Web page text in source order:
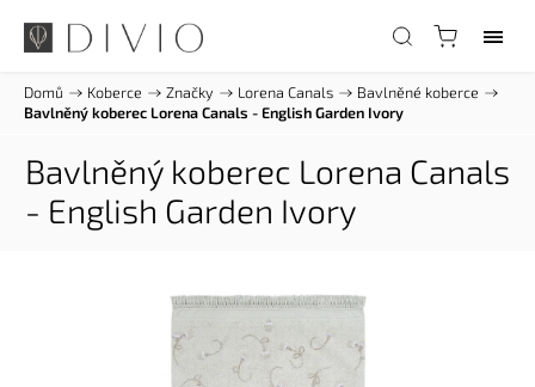
Domů / Koberce / Značky / Lorena Canals / Bavlněné koberce /
Bavlněný koberec Lorena Canals - English Garden Ivory
Bavlněný koberec Lorena Canals
- English Garden Ivory